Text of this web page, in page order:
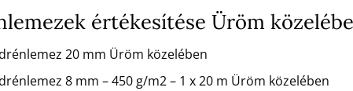
értékesítése Üröm
20 mm Üröm közelében
8 mm – 450 g/m2 – 1 x 20 m Üröm közelében